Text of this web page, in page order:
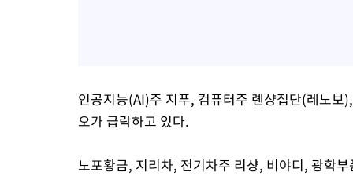
인공지능(AI)주 지푸, 컴퓨터주 롄샹집단(레노
오가 급락하고 있다.
노포황금, 지리차, 전기차주 리샹, 비야디, 광학